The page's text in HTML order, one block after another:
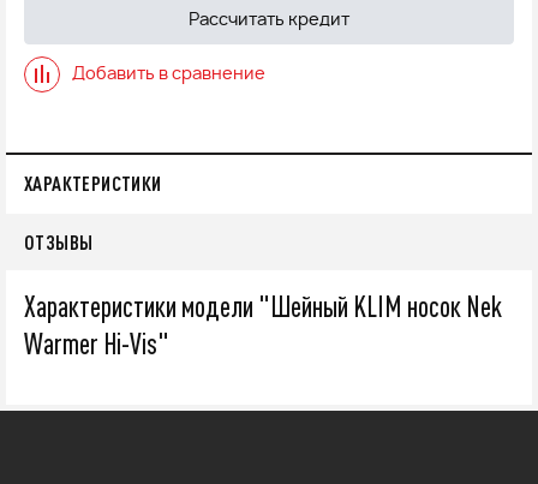
Рассчитать кредит
Добавить в сравнение
ХАРАКТЕРИСТИКИ
ОТЗЫВЫ
Характеристики модели "Шейный KLIM носок Nek
Warmer Hi-Vis"